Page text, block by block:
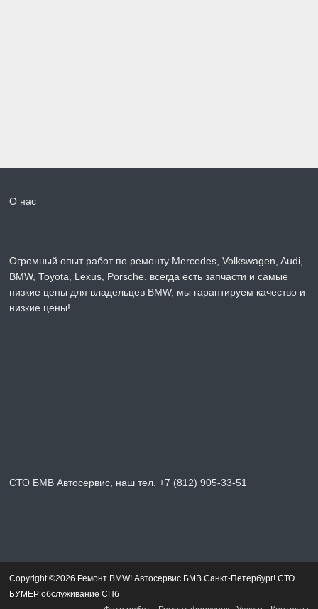
О нас
Огромный опыт работ по ремонту Mercedes, Volkswagen, Audi,
BMW, Toyota, Lexus, Porsche. всегда есть запчасти и самые
низкие цены для владельцев BMW, мы гарантируем качество и
низкие цены!
СТО БМВ Автосервис, наш тел. +7 (812) 905-33-51
Copyright ©2026 Ремонт BMW! Автосервис БМВ Санкт-Петербург! СТО
БУМЕР обслуживание СПб